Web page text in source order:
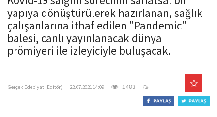
o
n
yapıya dönüştürülerek hazırlanan, sağlık
çalışanlarına ithaf edilen "Pandemic"
balesi, canlı yayınlanacak dünya
prömiyeri ile izleyiciyle buluşacak.
Gerçek Edebiyat (Editör) 22.07.2021 14:09 1483